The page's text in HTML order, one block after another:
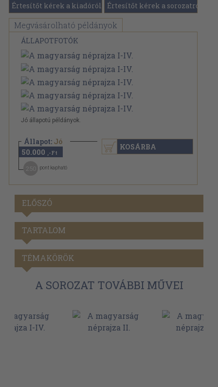
Értesítőt kérek a kiadóról Értesítőt kérek a sorozatról
Megvásárolható példányok
ÁLLAPOTFOTÓK
Jó állapotú példányok.
Állapot: Jó
50.000 ,-Ft
pont kapható
KOSÁRBA
ELŐSZÓ
TARTALOM
TÉMAKÖRÖK
A SOROZAT TOVÁBBI MŰVEI